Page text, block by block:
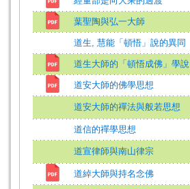
葉聖陶與弘一大師
道生, 慧能「頓悟」說的異同
道生大師的「頓悟成佛」學說
道安大師的佛學思想
道安大師的禪法與般若思想
道信的禪學思想
道宣律師與南山律宗
道綽大師與持名念佛